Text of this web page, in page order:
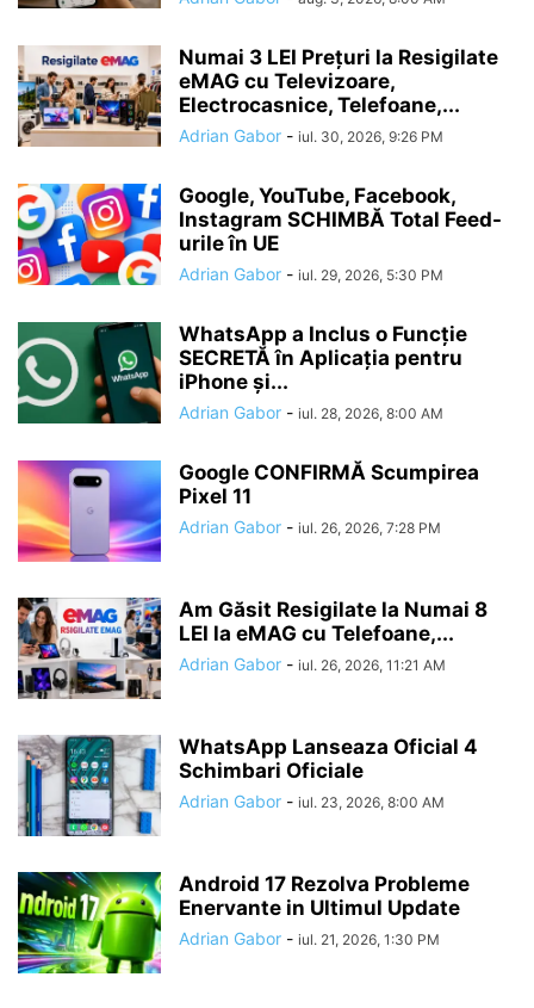
Numai 3 LEI Prețuri la Resigilate
eMAG cu Televizoare,
Electrocasnice, Telefoane,...
Adrian Gabor - iul. 30, 2026, 9:26 PM
Google, YouTube, Facebook,
Instagram SCHIMBĂ Total Feed-
urile în UE
Adrian Gabor - iul. 29, 2026, 5:30 PM
WhatsApp a Inclus o Funcție
SECRETĂ în Aplicația pentru
iPhone și...
Adrian Gabor - iul. 28, 2026, 8:00 AM
Google CONFIRMĂ Scumpirea
Pixel 11
Adrian Gabor - iul. 26, 2026, 7:28 PM
Am Găsit Resigilate la Numai 8
LEI la eMAG cu Telefoane,...
Adrian Gabor - iul. 26, 2026, 11:21 AM
WhatsApp Lanseaza Oficial 4
Schimbari Oficiale
Adrian Gabor - iul. 23, 2026, 8:00 AM
Android 17 Rezolva Probleme
Enervante in Ultimul Update
Adrian Gabor - iul. 21, 2026, 1:30 PM